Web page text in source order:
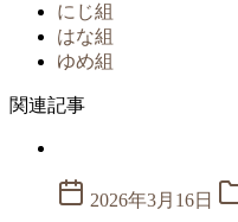
にじ組
はな組
ゆめ組
関連記事
2026年3月16日